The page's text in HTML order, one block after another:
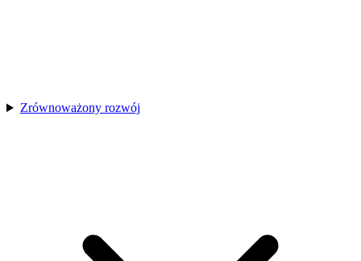
Zrównoważony rozwój